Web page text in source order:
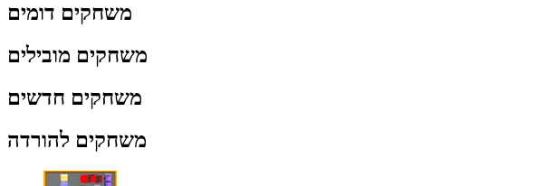
משחקים דומים
משחקים מובילים
משחקים חדשים
משחקים להורדה